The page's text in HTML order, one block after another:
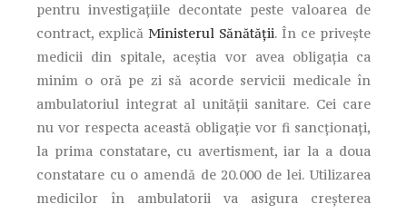
pentru investigațiile decontate peste valoarea de
contract, explică Ministerul Sănătății. În ce privește
medicii din spitale, aceștia vor avea obligația ca
minim o oră pe zi să acorde servicii medicale în
ambulatoriul integrat al unității sanitare. Cei care
nu vor respecta această obligație vor fi sancționați,
la prima constatare, cu avertisment, iar la a doua
constatare cu o amendă de 20.000 de lei. Utilizarea
medicilor în ambulatorii va asigura creşterea